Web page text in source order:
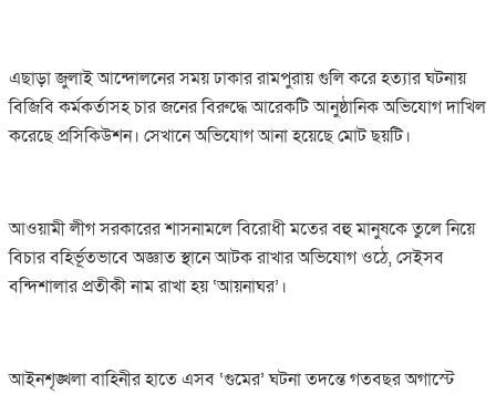
এছাড়া জুলাই আন্দোলনের সময় ঢাকার রামপুরায় গুলি করে হত্যার ঘটনায়
বিজিবি কর্মকর্তাসহ চার জনের বিরুদ্ধে আরেকটি আনুষ্ঠানিক অভিযোগ দাখিল
করেছে প্রসিকিউশন। সেখানে অভিযোগ আনা হয়েছে মোট ছয়টি।
আওয়ামী লীগ সরকারের শাসনামলে বিরোধী মতের বহু মানুষকে তুলে নিয়ে
বিচার বহির্ভূতভাবে অজ্ঞাত স্থানে আটক রাখার অভিযোগ ওঠে, সেইসব
বন্দিশালার প্রতীকী নাম রাখা হয় ‘আয়নাঘর’।
আইনশৃঙ্খলা বাহিনীর হাতে এসব ‘গুমের’ ঘটনা তদন্তে গতবছর অগাস্টে